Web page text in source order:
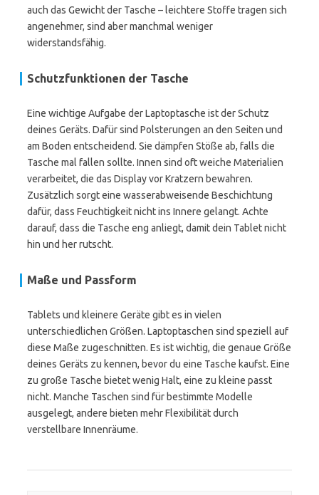
auch das Gewicht der Tasche – leichtere Stoffe tragen sich
angenehmer, sind aber manchmal weniger
widerstandsfähig.
Schutzfunktionen der Tasche
Eine wichtige Aufgabe der Laptoptasche ist der Schutz
deines Geräts. Dafür sind Polsterungen an den Seiten und
am Boden entscheidend. Sie dämpfen Stöße ab, falls die
Tasche mal fallen sollte. Innen sind oft weiche Materialien
verarbeitet, die das Display vor Kratzern bewahren.
Zusätzlich sorgt eine wasserabweisende Beschichtung
dafür, dass Feuchtigkeit nicht ins Innere gelangt. Achte
darauf, dass die Tasche eng anliegt, damit dein Tablet nicht
hin und her rutscht.
Maße und Passform
Tablets und kleinere Geräte gibt es in vielen
unterschiedlichen Größen. Laptoptaschen sind speziell auf
diese Maße zugeschnitten. Es ist wichtig, die genaue Größe
deines Geräts zu kennen, bevor du eine Tasche kaufst. Eine
zu große Tasche bietet wenig Halt, eine zu kleine passt
nicht. Manche Taschen sind für bestimmte Modelle
ausgelegt, andere bieten mehr Flexibilität durch
verstellbare Innenräume.